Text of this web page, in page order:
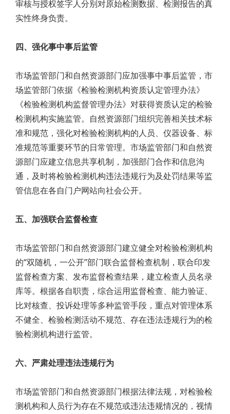
审核与授权签字人分别对原始检测数据、检测报告的真
实性终身负责。
四、强化事中事后监管
市场监管部门和自然资源部门应加强事中事后监管，市
场监管部门依据《检验检测机构资质认定管理办法》
《检验检测机构监督管理办法》对获得资质认定的检验
检测机构实施监管。自然资源部门组织完善相关技术标
准和规范，强化对检验检测机构的人员、仪器设备、标
准规范等重要环节的日常管理。市场监管部门和自然资
源部门应建立信息共享机制，加强部门合作和信息沟
通，及时将检验检测机构违法违规行为及处罚结果等监
管信息在各自门户网站向社会公开。
五、加强联合监督检查
市场监管部门和自然资源部门建立健全对检验检测机构
的“双随机，一公开”部门联合监督检查机制，联合印发
监督检查方案、发布监督检查结果，建立检查人员名录
库等。根据各自职责，综合运用监督检查、能力验证、
比对核查、投诉处理等多种监管手段，重点对管理体系
不健全、检验检测活动不规范、存在违法违规行为的检
验检测机构进行监管。
六、严肃处理违法违规行为
市场监管部门和自然资源部门根据法律法规，对检验检
测机构和人员行为存在不规范或违法违规情况的，视情